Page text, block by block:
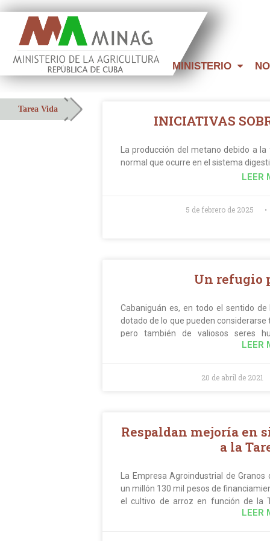
MINISTERIO
Tarea Vida
INICIATIVAS
La producción del metano debido a
normal que ocurre en el sistema
LEER
5 de febrero de 2025
Un refugio
Cabaniguán es, en todo el sentido
dotado de lo que pueden
pero también de valiosos seres
conservación. Cuando se habla de
LEER
20 de abril de 2021
Respaldan mejoría en
a la
La Empresa Agroindustrial de
un millón 130 mil pesos de
el cultivo de arroz en función de la
enfrentamiento al cambio climático.
LEER